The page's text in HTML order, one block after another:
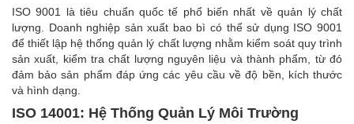
ISO 9001 là tiêu chuẩn quốc tế phổ biến nhất về quản lý chất
lượng. Doanh nghiệp sản xuất bao bì có thể sử dụng ISO 9001
để thiết lập hệ thống quản lý chất lượng nhằm kiểm soát quy trình
sản xuất, kiểm tra chất lượng nguyên liệu và thành phẩm, từ đó
đảm bảo sản phẩm đáp ứng các yêu cầu về độ bền, kích thước
và hình dạng.
ISO 14001: Hệ Thống Quản Lý Môi Trường